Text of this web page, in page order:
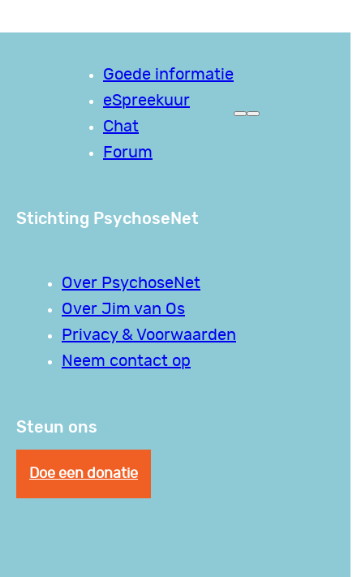
Goede informatie
eSpreekuur
Chat
Forum
Stichting PsychoseNet
Over PsychoseNet
Over Jim van Os
Privacy & Voorwaarden
Neem contact op
Steun ons
Doe een donatie